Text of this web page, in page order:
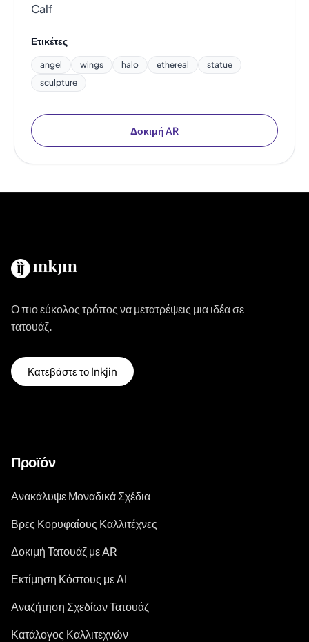
Calf
Ετικέτες
angel wings halo ethereal
statue
sculpture
Δοκιμή AR
Ο πιο εύκολος τρόπος να μετατρέψεις μια ιδέα σε
τατουάζ.
Κατεβάστε το Inkjin
Προϊόν
Ανακάλυψε Μοναδικά Σχέδια
Βρες Κορυφαίους Καλλιτέχνες
Δοκιμή Τατουάζ με AR
Εκτίμηση Κόστους με AI
Αναζήτηση Σχεδίων Τατουάζ
Κατάλογος Καλλιτεχνών